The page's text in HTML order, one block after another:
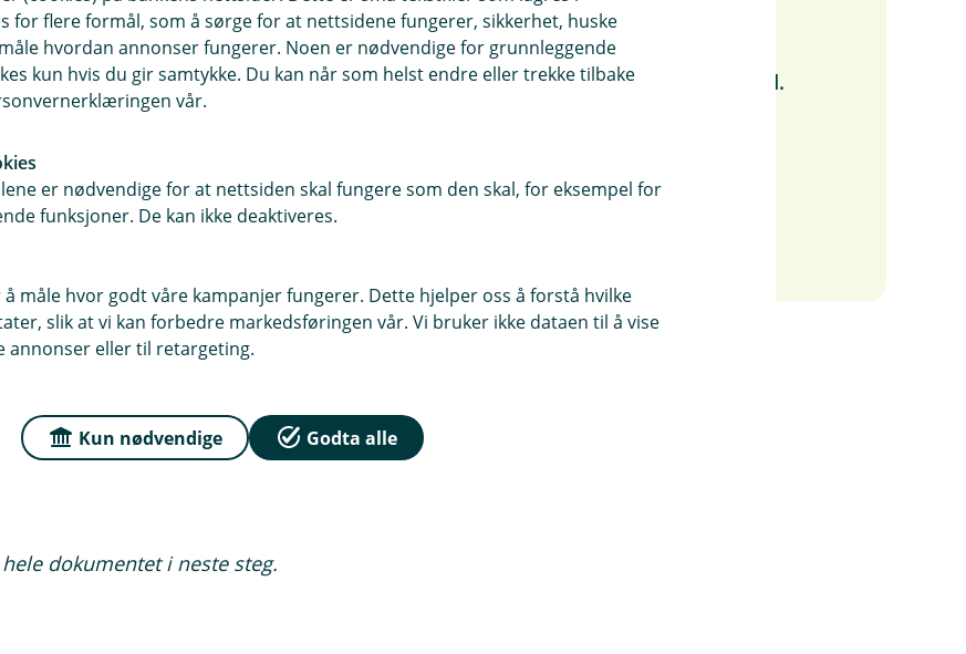
i
på!
hoppe
nettbanken
Når du signerer, bekrefter du først og fremst at du
ønsker å bruke Eika Regnskap– helt uten bindingstid.
og regnskapsprogrammet for deg.2
og nye bedriftskunder i en
kommer i tillegg.
dokumentet i neste steg.
for flere formål, som å sørge for at nettsidene fungerer, sikkerhet, huske
hvordan annonser fungerer. Noen er nødvendige for grunnleggende
kun hvis du gir samtykke. Du kan når som helst endre eller trekke tilbake
vår.
er nødvendige for at nettsiden skal fungere som den skal, for eksempel for
funksjoner. De kan ikke deaktiveres.
måle hvor godt våre kampanjer fungerer. Dette hjelper oss å forstå hvilke
slik at vi kan forbedre markedsføringen vår. Vi bruker ikke dataen til å vise
annonser eller til retargeting.
Kun nødvendige Godta alle